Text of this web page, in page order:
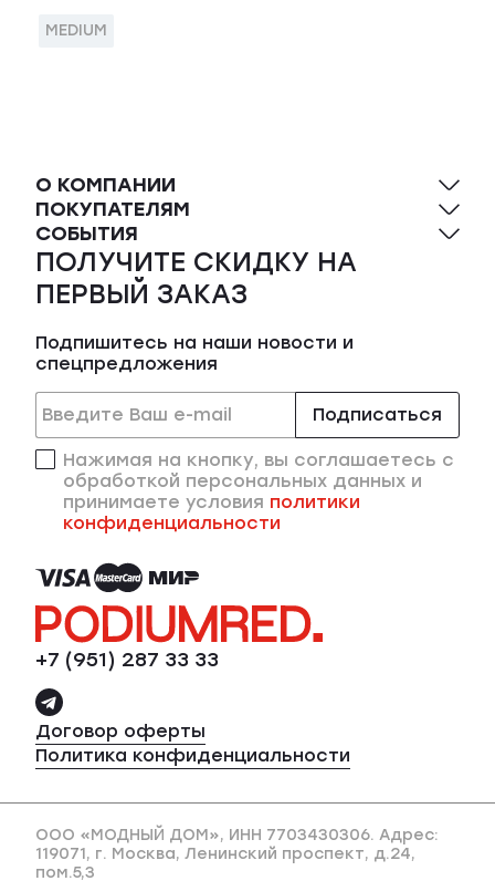
MEDIUM
+7 (951) 287 33 33
Договор оферты
Политика конфиденциальности
О КОМПАНИИ
ПОКУПАТЕЛЯМ
СОБЫТИЯ
ПОЛУЧИТЕ СКИДКУ НА
ПЕРВЫЙ ЗАКАЗ
Подпишитесь на наши новости и
спецпредложения
Подписаться
Нажимая на кнопку, вы соглашаетесь с
обработкой персональных данных и
принимаете условия политики
конфиденциальности
ООО «МОДНЫЙ ДОМ», ИНН 7703430306. Адрес:
119071, г. Москва, Ленинский проспект, д.24,
пом.5,3